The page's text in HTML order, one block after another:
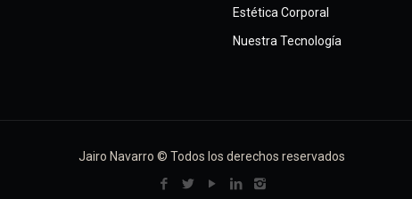
Estética Corporal
Nuestra Tecnología
Jairo Navarro © Todos los derechos reservados